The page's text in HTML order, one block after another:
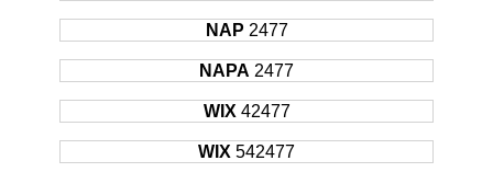
NAP 2477
NAPA 2477
WIX 42477
WIX 542477